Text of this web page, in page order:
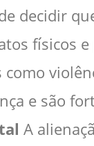
decidir
físicos
como
e são
A